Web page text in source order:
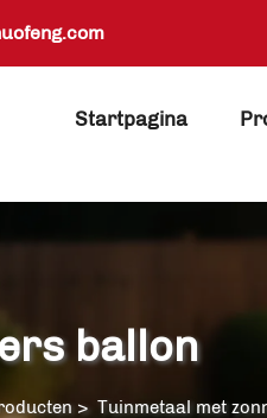
Startpagina
ballon
> Tuinmetaal met